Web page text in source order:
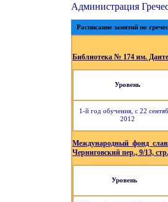
Администрация
Расписание занятий по
Библиотека № 174 им.
Уровень
1-й год обучения, с 22
2012
Международный фонд
Черниговский пер., 9/13,
Уровень